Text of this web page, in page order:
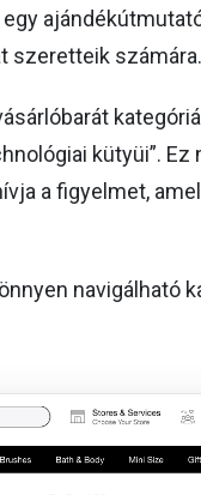
szeretteik számára.
kütyüi”.
a figyelmet,
navigálható